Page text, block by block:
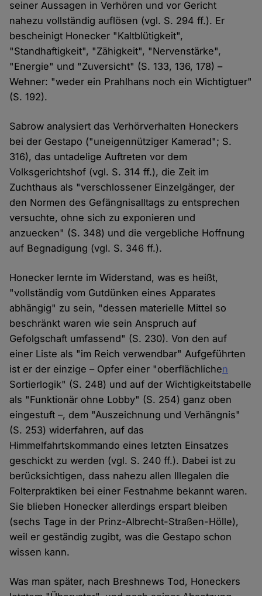
seiner Aussagen in Verhören und vor Gericht
nahezu vollständig auflösen (vgl. S. 294 ff.). Er
bescheinigt Honecker "Kaltblütigkeit",
"Standhaftigkeit", "Zähigkeit", "Nervenstärke",
"Energie" und "Zuversicht" (S. 133, 136, 178) –
Wehner: "weder ein Prahlhans noch ein Wichtigtuer"
(S. 192).
Sabrow analysiert das Verhörverhalten Honeckers
bei der Gestapo ("uneigennütziger Kamerad"; S.
316), das untadelige Auftreten vor dem
Volksgerichtshof (vgl. S. 314 ff.), die Zeit im
Zuchthaus als "verschlossener Einzelgänger, der
den Normen des Gefängnisalltags zu entsprechen
versuchte, ohne sich zu exponieren und
anzuecken" (S. 348) und die vergebliche Hoffnung
auf Begnadigung (vgl. S. 346 ff.).
Honecker lernte im Widerstand, was es heißt,
"vollständig vom Gutdünken eines Apparates
abhängig" zu sein, "dessen materielle Mittel so
beschränkt waren wie sein Anspruch auf
Gefolgschaft umfassend" (S. 230). Von den auf
einer Liste als "im Reich verwendbar" Aufgeführten
ist er der einzige – Opfer einer "oberflächlichen
Sortierlogik" (S. 248) und auf der Wichtigkeitstabelle
als "Funktionär ohne Lobby" (S. 254) ganz oben
eingestuft –, dem "Auszeichnung und Verhängnis"
(S. 253) widerfahren, auf das
Himmelfahrtskommando eines letzten Einsatzes
geschickt zu werden (vgl. S. 240 ff.). Dabei ist zu
berücksichtigen, dass nahezu allen Illegalen die
Folterpraktiken bei einer Festnahme bekannt waren.
Sie blieben Honecker allerdings erspart bleiben
(sechs Tage in der Prinz-Albrecht-Straßen-Hölle),
weil er geständig zugibt, was die Gestapo schon
wissen kann.
Was man später, nach Breshnews Tod, Honeckers